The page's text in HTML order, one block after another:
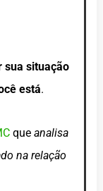
sua situação
está.
que analisa
na relação